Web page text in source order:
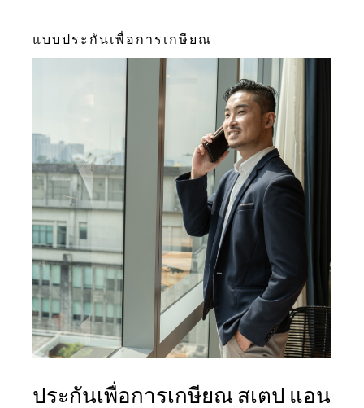
แบบประกันเพื่อการเกษียณ
ประกันเพื่อการเกษียณ สเตป แอน